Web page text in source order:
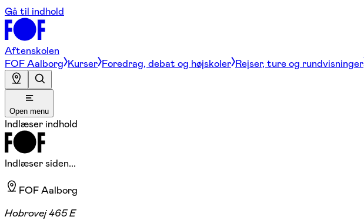
Gå til indhold
Aftenskolen
FOF Aalborg Kurser Foredrag, debat og højskoler Rejser, ture og rundvisninger
Open menu
Indlæser indhold
Indlæser siden...
FOF Aalborg
Hobrovej 465 E